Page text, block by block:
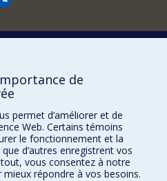
de
permet d’améliorer et de
Web. Certains témoins
le fonctionnement et la
d’autres enregistrent vos
vous consentez à notre
répondre à vos besoins.